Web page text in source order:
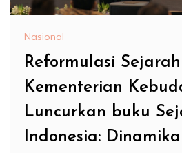
Nasional
Reformulasi
Kementerian
Luncurkan buku
Indonesia: